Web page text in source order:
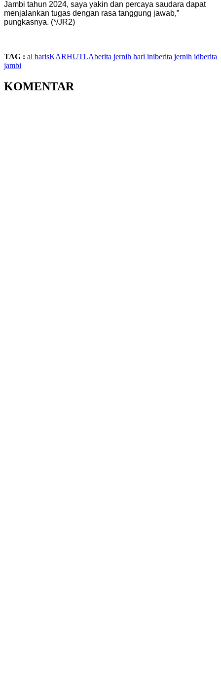
Jambi tahun 2024, saya yakin dan percaya saudara dapat
menjalankan tugas dengan rasa tanggung jawab,”
pungkasnya. (*/JR2)
TAG : al harisKARHUTLAberita jernih hari iniberita jernih idberita
jambi
KOMENTAR